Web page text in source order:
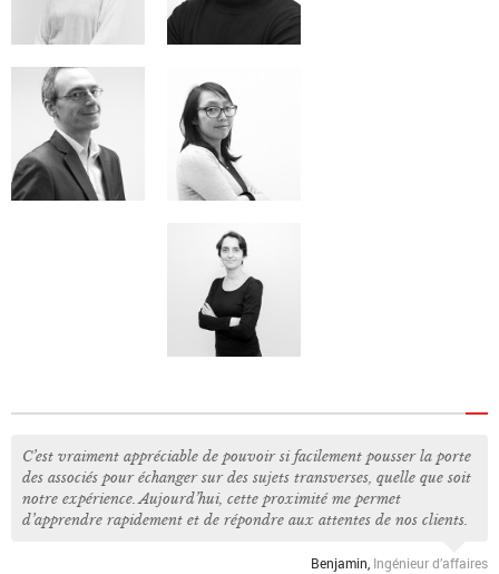
C’est vraiment appréciable de pouvoir si facilement pousser la porte
des associés pour échanger sur des sujets transverses, quelle que soit
notre expérience. Aujourd’hui, cette proximité me permet
d’apprendre rapidement et de répondre aux attentes de nos clients.
Benjamin, Ingénieur d’affaires